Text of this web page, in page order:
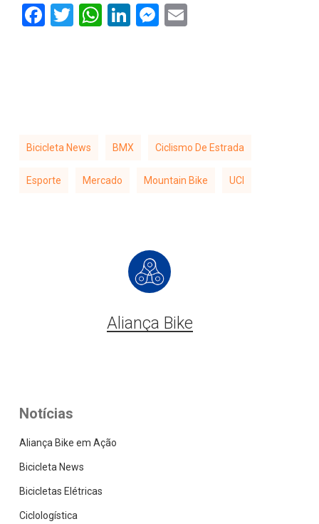
Facebook
Twitter
WhatsApp
LinkedIn
Messenger
Email
Bicicleta News BMX Ciclismo De Estrada
Esporte Mercado Mountain Bike UCI
Aliança Bike
Notícias
Aliança Bike em Ação
Bicicleta News
Bicicletas Elétricas
Ciclologística